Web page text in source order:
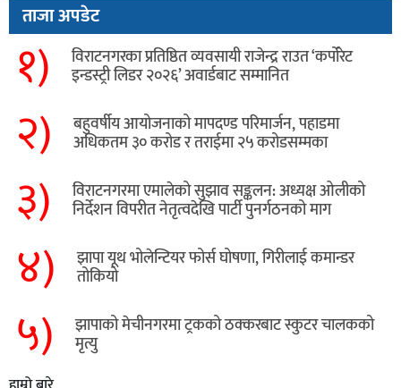
ताजा अपडेट
१) विराटनगरका प्रतिष्ठित व्यवसायी राजेन्द्र राउत ‘कर्पोरेट
इन्डस्ट्री लिडर २०२६’ अवार्डबाट सम्मानित
२) बहुवर्षीय आयोजनाको मापदण्ड परिमार्जन, पहाडमा
अधिकतम ३० करोड र तराईमा २५ करोडसम्मका
३) विराटनगरमा एमालेको सुझाव सङ्कलन: अध्यक्ष ओलीको
निर्देशन विपरीत नेतृत्वदेखि पार्टी पुनर्गठनको माग
४) झापा यूथ भोलेन्टियर फोर्स घोषणा, गिरीलाई कमान्डर
तोकियो
५) ​झापाको मेचीनगरमा ट्रकको ठक्करबाट स्कुटर चालकको
मृत्यु